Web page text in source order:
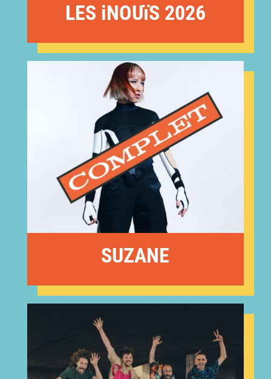
LES iNOUïS 2026
SUZANE